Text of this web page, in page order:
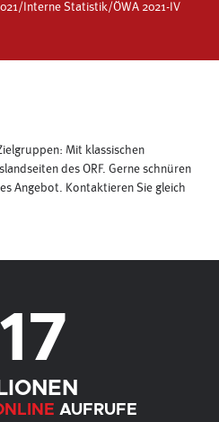
Interne Statistik/ÖWA 2021-IV
Mit klassischen
des ORF. Gerne schnüren
Angebot. Kontaktieren Sie gleich
AUFRUFE